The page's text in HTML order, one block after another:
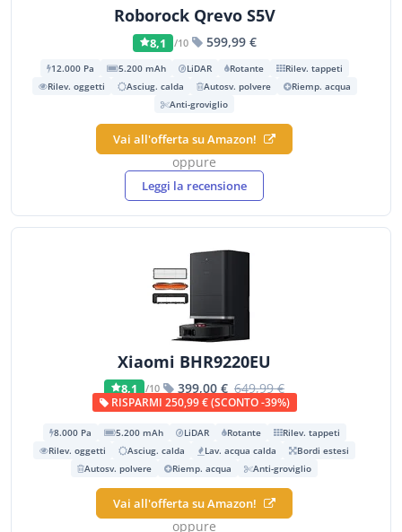
Roborock Qrevo S5V
8,1 /10 599,99 €
12.000 Pa 5.200 mAh LiDAR Rotante
Rilev. tappeti
Rilev. oggetti
Asciug. calda Autosv. polvere
Riemp. acqua
Anti-groviglio
Vai all'offerta su Amazon!
oppure
Leggi la recensione
Xiaomi BHR9220EU
8,1 /10 399,00 € 649,99 €
RISPARMI 250,99 € (SCONTO -39%)
8.000 Pa 5.200 mAh LiDAR Rotante
Rilev. tappeti
Rilev. oggetti
Asciug. calda Lav. acqua calda
Bordi estesi
Autosv. polvere
Riemp. acqua Anti-groviglio
Vai all'offerta su Amazon!
oppure